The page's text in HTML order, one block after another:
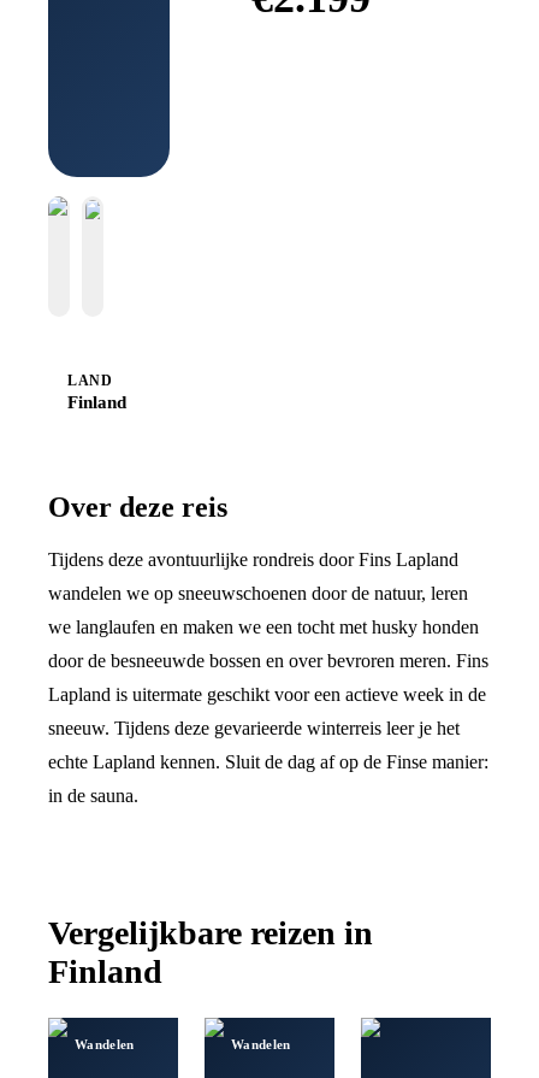
LAND
Finland
Over deze reis
Tijdens deze avontuurlijke rondreis door Fins Lapland
wandelen we op sneeuwschoenen door de natuur, leren
we langlaufen en maken we een tocht met husky honden
door de besneeuwde bossen en over bevroren meren. Fins
Lapland is uitermate geschikt voor een actieve week in de
sneeuw. Tijdens deze gevarieerde winterreis leer je het
echte Lapland kennen. Sluit de dag af op de Finse manier:
in de sauna.
Vergelijkbare reizen in
Finland
Wandelen Wandelen